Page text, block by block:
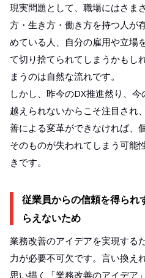
現実問題として、職場にはさま
方・生き方・働き方を持つ人が
めている人、自分の雇用や立場
て切り捨てられてしまうかもし
まうのは自然な流れです。
しかし、昨今のDX推進然り、
越えられないからこそ注目され
善による変革ができなければ、
そのものが失われてしまう可能
きです。
従業員からの信頼を得られ
らえないため
業務改善のアイデアを実現する
力が必要不可欠です。言い換え
思い描く「業務改善のアイデア